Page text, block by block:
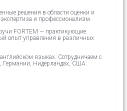
решения в области оценки и
и профессионализм.
FORTEM — практикующие
опыт управления в различных
языках. Сотрудничаем с
Германии, Нидерландах, США.